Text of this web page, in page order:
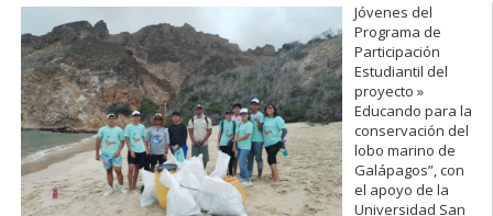
Jóvenes del
Programa de
Participación
Estudiantil del
proyecto »
Educando para la
conservación del
lobo marino de
Galápagos”, con
el apoyo de la
Universidad San